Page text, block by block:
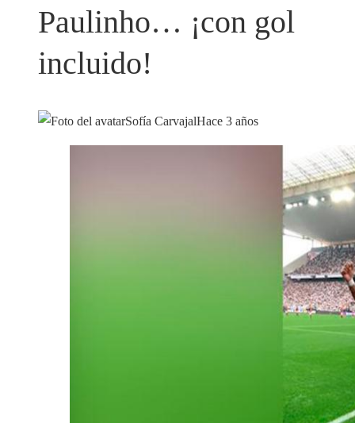
Paulinho… ¡con gol
incluido!
Sofía CarvajalHace 3 años